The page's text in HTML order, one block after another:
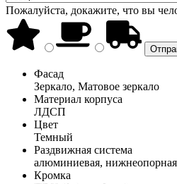
Пожалуйста, докажите, что вы
Фасад
Зеркало, Матовое зеркало
Материал корпуса
ЛДСП
Цвет
Темный
Раздвижная система
алюминиевая, нижнеопорная
Кромка